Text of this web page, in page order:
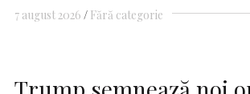
7 august 2026 Fără categorie